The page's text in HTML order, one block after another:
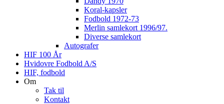
Koral-kapsler
Fodbold 1972-73
Merlin samlekort 1996/97.
Diverse samlekort
Autografer
HIF 100 År
Hvidovre Fodbold A/S
HIF, fodbold
Om
Tak til
Kontakt